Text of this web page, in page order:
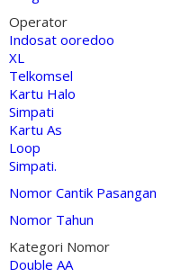
Operator
Indosat ooredoo
XL
Telkomsel
Kartu Halo
Simpati
Kartu As
Loop
Simpati.
Nomor Cantik Pasangan
Nomor Tahun
Kategori Nomor
Double AA